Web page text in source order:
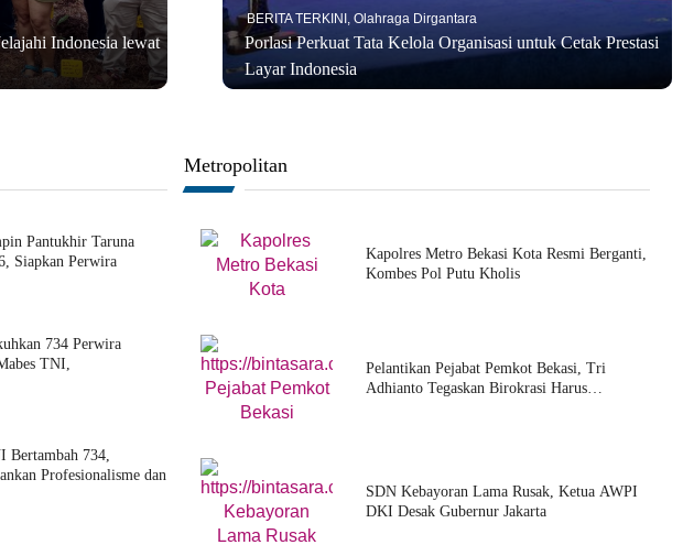
Indonesia lewat
BERITA TERKINI , Olahraga Dirgantara
Porlasi Perkuat Tata Kelola Organisasi untuk Cetak Prestasi
Layar Indonesia
Pantukhir Taruna
Siapkan Perwira
734 Perwira
TNI,
Bertambah 734,
Profesionalisme dan
Metropolitan
Kapolres Metro Bekasi Kota Resmi Berganti,
Kombes Pol Putu Kholis
Pelantikan Pejabat Pemkot Bekasi, Tri
Adhianto Tegaskan Birokrasi Harus
SDN Kebayoran Lama Rusak, Ketua AWPI
DKI Desak Gubernur Jakarta